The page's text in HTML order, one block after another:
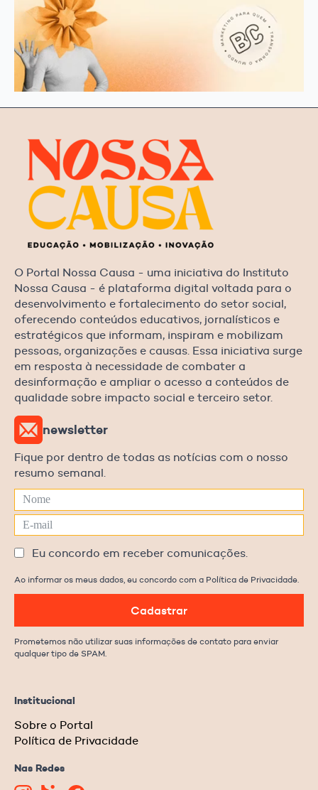
O Portal Nossa Causa - uma iniciativa do Instituto
Nossa Causa - é plataforma digital voltada para o
desenvolvimento e fortalecimento do setor social,
oferecendo conteúdos educativos, jornalísticos e
estratégicos que informam, inspiram e mobilizam
pessoas, organizações e causas. Essa iniciativa surge
em resposta à necessidade de combater a
desinformação e ampliar o acesso a conteúdos de
qualidade sobre impacto social e terceiro setor.
Institucional
Sobre o Portal
Política de Privacidade
Nas Redes
newsletter
Fique por dentro de todas as notícias com o nosso
resumo semanal.
Eu concordo em receber comunicações.
Ao informar os meus dados, eu concordo com a Política de Privacidade.
Cadastrar
Prometemos não utilizar suas informações de contato para enviar
qualquer tipo de SPAM.